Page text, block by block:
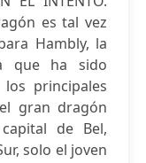
es tal vez
Hambly, la
que ha sido
principales
gran dragón
de Bel,
solo el joven